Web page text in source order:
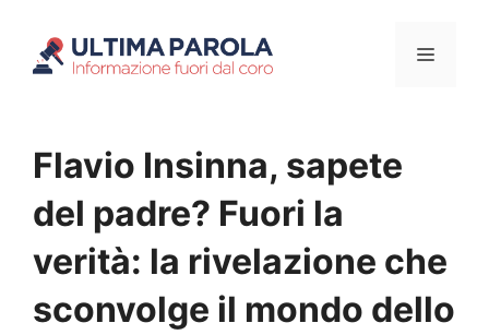
Menu
Flavio Insinna, sapete
del padre? Fuori la
verità: la rivelazione che
sconvolge il mondo dello